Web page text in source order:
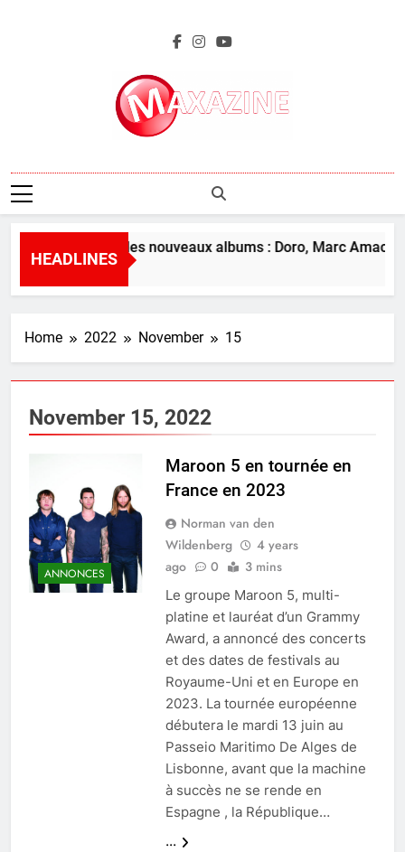
Maxazine.fr
HEADLINES
L’aperçu des nouveaux albums : Doro, Marc
9 Hours Ago
Home 2022 November 15
November 15, 2022
ANNONCES
Maroon 5 en tournée en
France en 2023
Norman van den
Wildenberg
4 years
ago
0 3 mins
Le groupe Maroon 5, multi-
platine et lauréat d’un Grammy
Award, a annoncé des concerts
et des dates de festivals au
Royaume-Uni et en Europe en
2023. La tournée européenne
débutera le mardi 13 juin au
Passeio Maritimo De Alges de
Lisbonne, avant que la machine
à succès ne se rende en
Espagne , la République…
...